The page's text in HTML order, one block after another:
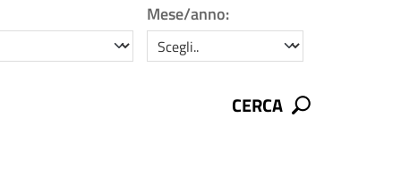
Mese/anno:
mese/anno
CERCA